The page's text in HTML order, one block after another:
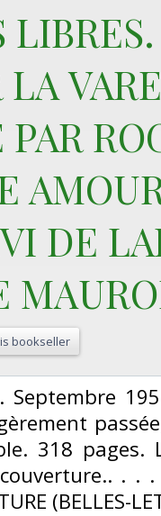
LA
DE
bookseller
Septembre
318
. . .
(BELLES-